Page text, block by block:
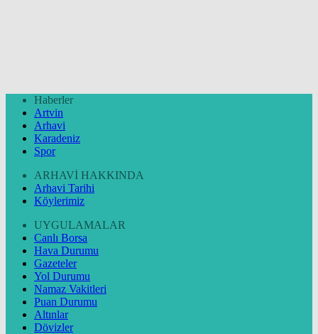
Haberler
Artvin
Arhavi
Karadeniz
Spor
ARHAVİ HAKKINDA
Arhavi Tarihi
Köylerimiz
UYGULAMALAR
Canlı Borsa
Hava Durumu
Gazeteler
Yol Durumu
Namaz Vakitleri
Puan Durumu
Altınlar
Dövizler